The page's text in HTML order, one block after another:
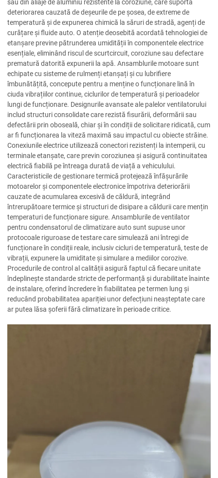
sau din aliaje de aluminiu rezistente la coroziune, care suportă
deteriorarea cauzată de deșeurile de pe șosea, de extreme de
temperatură și de expunerea chimică la săruri de stradă, agenți de
curățare și fluide auto. O atenție deosebită acordată tehnologiei de
etanșare previne pătrunderea umidității în componentele electrice
esențiale, eliminând riscul de scurtcircuit, coroziune sau defectare
prematură datorită expunerii la apă. Ansamblurile motoare sunt
echipate cu sisteme de rulmenți etanșați și cu lubrifiere
îmbunătățită, concepute pentru a menține o funcționare lină în
ciuda vibrațiilor continue, ciclurilor de temperatură și perioadelor
lungi de funcționare. Designurile avansate ale palelor ventilatorului
includ structuri consolidate care rezistă fisurării, deformării sau
defectării prin oboseală, chiar și în condiții de solicitare ridicată, cum
ar fi funcționarea la viteză maximă sau impactul cu obiecte străine.
Conexiunile electrice utilizează conectori rezistenți la intemperii, cu
terminale etanșate, care previn coroziunea și asigură continuitatea
electrică fiabilă pe întreaga durată de viață a vehiculului.
Caracteristicile de gestionare termică protejează înfășurările
motoarelor și componentele electronice împotriva deteriorării
cauzate de acumularea excesivă de căldură, integrând
întrerupătoare termice și structuri de disipare a căldurii care mențin
temperaturi de funcționare sigure. Ansamblurile de ventilator
pentru condensatorul de climatizare auto sunt supuse unor
protocoale riguroase de testare care simulează ani întregi de
funcționare în condiții reale, inclusiv cicluri de temperatură, teste de
vibrații, expunere la umiditate și simulare a mediilor corozive.
Procedurile de control al calității asigură faptul că fiecare unitate
îndeplinește standarde stricte de performanță și durabilitate înainte
de instalare, oferind încredere în fiabilitatea pe termen lung și
reducând probabilitatea apariției unor defecțiuni neașteptate care
ar putea lăsa șoferii fără climatizare în perioade critice.